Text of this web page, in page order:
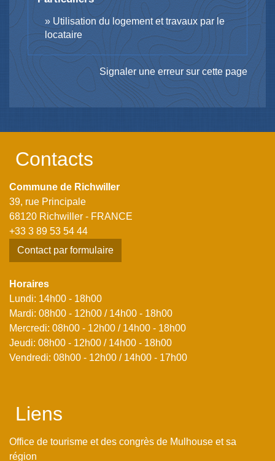
Utilisation du logement et travaux par le
locataire
Signaler une erreur sur cette page
Contacts
Commune de Richwiller
39, rue Principale
68120 Richwiller - FRANCE
+33 3 89 53 54 44
Contact par formulaire
Horaires
Lundi: 14h00 - 18h00
Mardi: 08h00 - 12h00 / 14h00 - 18h00
Mercredi: 08h00 - 12h00 / 14h00 - 18h00
Jeudi: 08h00 - 12h00 / 14h00 - 18h00
Vendredi: 08h00 - 12h00 / 14h00 - 17h00
Liens
Office de tourisme et des congrès de Mulhouse et sa
région